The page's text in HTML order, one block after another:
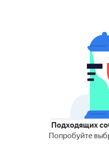
Подходящих
Попробуйте